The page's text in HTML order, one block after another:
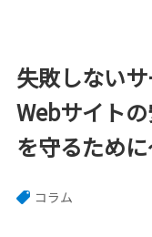
失敗しない
Webサイト
を守るため
コラム